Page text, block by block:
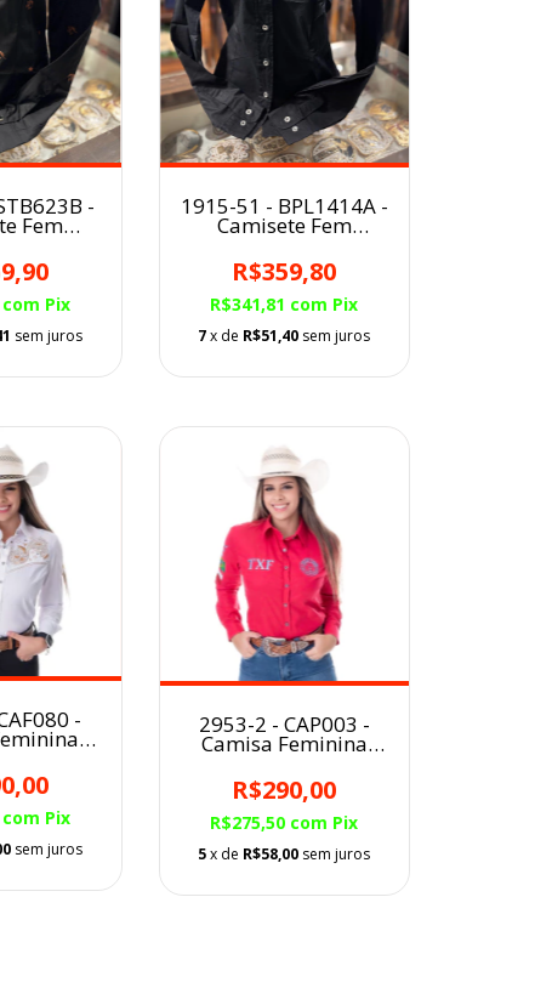
-
Fem
com Pix
sem juros
1915-51 - BPL1414A -
Camisete Fem
R$359,80
R$341,81 com Pix
7x de R$51,40 sem juros
-
Preto
com Pix
sem juros
2953-2 - CAP003 -
Camisa Feminina
Competição ML
Pink/Turquesa
R$290,00
R$275,50 com Pix
5x de R$58,00 sem juros